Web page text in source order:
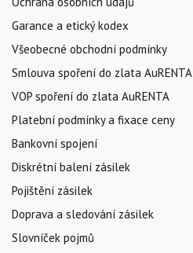
Garance a etický kodex
Všeobecné obchodní podmínky
Smlouva spoření do zlata AuRENTA
VOP spoření do zlata AuRENTA
Platební podmínky a fixace ceny
Bankovní spojení
Diskrétní balení zásilek
Pojištění zásilek
Doprava a sledování zásilek
Slovníček pojmů